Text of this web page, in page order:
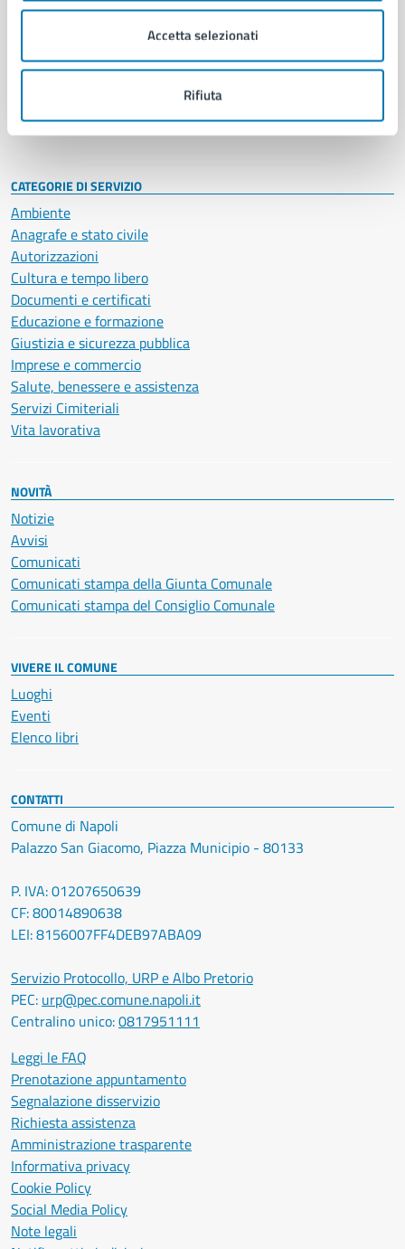
Accetta selezionati
Rifiuta
Uffici
Politici
Intranet, posta aziendale e protocollo
CATEGORIE DI SERVIZIO
Ambiente
Anagrafe e stato civile
Autorizzazioni
Cultura e tempo libero
Documenti e certificati
Educazione e formazione
Giustizia e sicurezza pubblica
Imprese e commercio
Salute, benessere e assistenza
Servizi Cimiteriali
Vita lavorativa
NOVITÀ
Notizie
Avvisi
Comunicati
Comunicati stampa della Giunta Comunale
Comunicati stampa del Consiglio Comunale
VIVERE IL COMUNE
Luoghi
Eventi
Elenco libri
CONTATTI
Comune di Napoli
Palazzo San Giacomo, Piazza Municipio - 80133
P. IVA: 01207650639
CF: 80014890638
LEI: 8156007FF4DEB97ABA09
Servizio Protocollo, URP e Albo Pretorio
PEC: urp@pec.comune.napoli.it
Centralino unico:0817951111
Leggi le FAQ
Prenotazione appuntamento
Segnalazione disservizio
Richiesta assistenza
Amministrazione trasparente
Informativa privacy
Cookie Policy
Social Media Policy
Note legali